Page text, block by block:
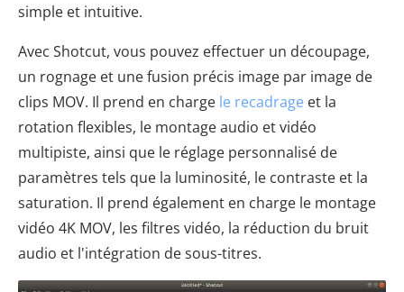
simple et intuitive.
Avec Shotcut, vous pouvez effectuer un découpage,
un rognage et une fusion précis image par image de
clips MOV. Il prend en charge le recadrage et la
rotation flexibles, le montage audio et vidéo
multipiste, ainsi que le réglage personnalisé de
paramètres tels que la luminosité, le contraste et la
saturation. Il prend également en charge le montage
vidéo 4K MOV, les filtres vidéo, la réduction du bruit
audio et l'intégration de sous-titres.